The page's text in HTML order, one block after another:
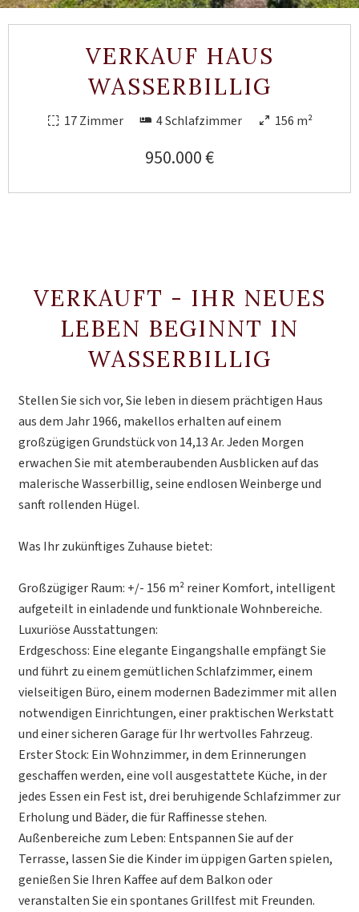
VERKAUF HAUS
WASSERBILLIG
17 Zimmer 4 Schlafzimmer 156 m²
950.000 €
VERKAUFT - IHR NEUES
LEBEN BEGINNT IN
WASSERBILLIG
Stellen Sie sich vor, Sie leben in diesem prächtigen Haus
aus dem Jahr 1966, makellos erhalten auf einem
großzügigen Grundstück von 14,13 Ar. Jeden Morgen
erwachen Sie mit atemberaubenden Ausblicken auf das
malerische Wasserbillig, seine endlosen Weinberge und
sanft rollenden Hügel.
Was Ihr zukünftiges Zuhause bietet:
Großzügiger Raum: +/- 156 m² reiner Komfort, intelligent
aufgeteilt in einladende und funktionale Wohnbereiche.
Luxuriöse Ausstattungen:
Erdgeschoss: Eine elegante Eingangshalle empfängt Sie
und führt zu einem gemütlichen Schlafzimmer, einem
vielseitigen Büro, einem modernen Badezimmer mit allen
notwendigen Einrichtungen, einer praktischen Werkstatt
und einer sicheren Garage für Ihr wertvolles Fahrzeug.
Erster Stock: Ein Wohnzimmer, in dem Erinnerungen
geschaffen werden, eine voll ausgestattete Küche, in der
jedes Essen ein Fest ist, drei beruhigende Schlafzimmer zur
Erholung und Bäder, die für Raffinesse stehen.
Außenbereiche zum Leben: Entspannen Sie auf der
Terrasse, lassen Sie die Kinder im üppigen Garten spielen,
genießen Sie Ihren Kaffee auf dem Balkon oder
veranstalten Sie ein spontanes Grillfest mit Freunden.